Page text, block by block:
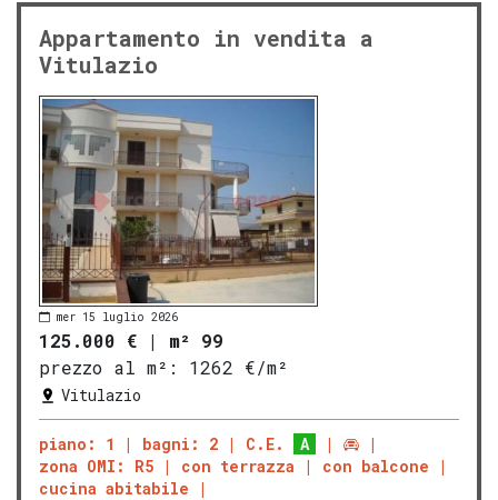
Appartamento in vendita a
Vitulazio
mer 15 luglio 2026
125.000 € | m² 99
prezzo al m²:
1262 €/m²
Vitulazio
piano: 1 bagni: 2 C.E.
A
zona OMI: R5
con terrazza
con balcone
cucina abitabile